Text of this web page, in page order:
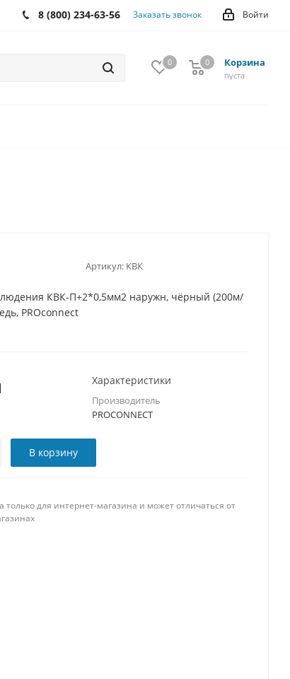
Войти
8 (800) 234-63-56 Заказать звонок
0 Корзина
0
пуста
0
Артикул: КВК
КВК-П+2*0,5мм2 наружн, чёрный (200м/
PROconnect
В корзину
Характеристики
Производитель
PROCONNECT
только для интернет-магазина и может отличаться от